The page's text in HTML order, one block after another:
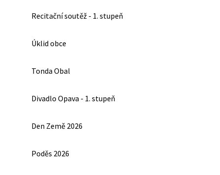
Recitační soutěž - 1. stupeň
Úklid obce
Tonda Obal
Divadlo Opava - 1. stupeň
Den Země 2026
Poděs 2026